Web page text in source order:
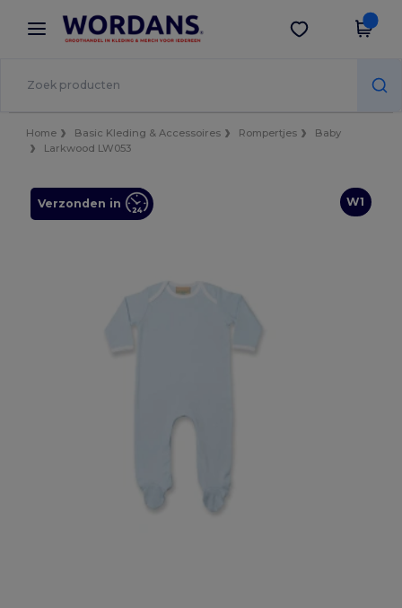
× Wordans-app
Betere prijzen in de app!
Download app
Home Basic Kleding & Accessoires Rompertjes
Baby
Larkwood LW053
W1
Verzonden in